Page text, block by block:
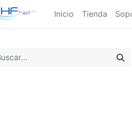
Inicio Tienda